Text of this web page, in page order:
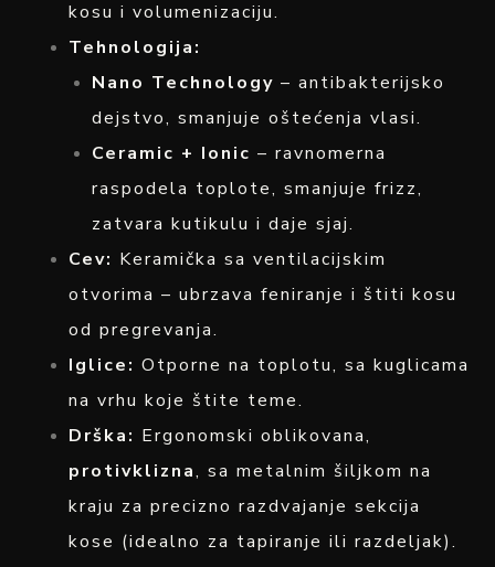
kosu i volumenizaciju.
Tehnologija:
Nano Technology – antibakterijsko
dejstvo, smanjuje oštećenja vlasi.
Ceramic + Ionic – ravnomerna
raspodela toplote, smanjuje frizz,
zatvara kutikulu i daje sjaj.
Cev: Keramička sa ventilacijskim
otvorima – ubrzava feniranje i štiti kosu
od pregrevanja.
Iglice: Otporne na toplotu, sa kuglicama
na vrhu koje štite teme.
Drška: Ergonomski oblikovana,
protivklizna, sa metalnim šiljkom na
kraju za precizno razdvajanje sekcija
kose (idealno za tapiranje ili razdeljak).